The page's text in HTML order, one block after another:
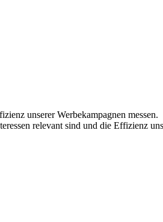
unserer Werbekampagnen messen.
relevant sind und die Effizienz